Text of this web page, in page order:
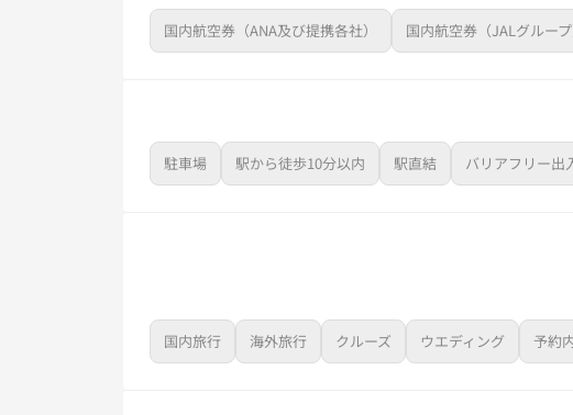
国内航空券（ANA及び提携各社） 国内航空券（JALグループ
駐車場 駅から徒歩10分以内 駅直結 バリアフリー出
国内旅行 海外旅行 クルーズ ウエディング 予約